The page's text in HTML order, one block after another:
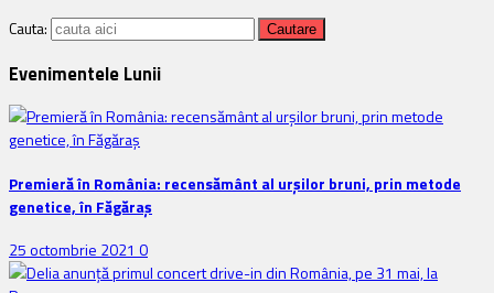
Cauta:
Evenimentele Lunii
Premieră în România: recensământ al urșilor bruni, prin metode
genetice, în Făgăraș
25 octombrie 2021 0